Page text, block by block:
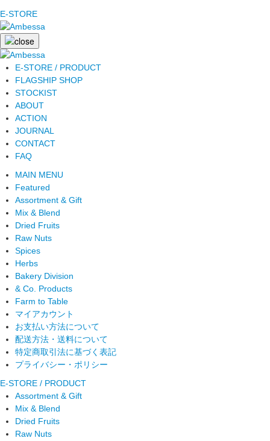
E-STORE
E-STORE / PRODUCT
FLAGSHIP SHOP
STOCKIST
ABOUT
ACTION
JOURNAL
CONTACT
FAQ
MAIN MENU
Featured
Assortment & Gift
Mix & Blend
Dried Fruits
Raw Nuts
Spices
Herbs
Bakery Division
& Co. Products
Farm to Table
マイアカウント
お支払い方法について
配送方法・送料について
特定商取引法に基づく表記
プライバシー・ポリシー
E-STORE / PRODUCT
Assortment & Gift
Mix & Blend
Dried Fruits
Raw Nuts